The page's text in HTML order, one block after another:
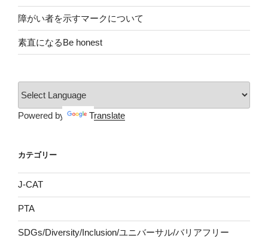
障がい者を示すマークについて
素直になるBe honest
Powered by Translate
カテゴリー
J-CAT
PTA
SDGs/Diversity/Inclusion/ユニバーサル/バリアフリー